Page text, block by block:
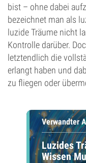
bist – ohne dabei
bezeichnet man als
luzide Träume nicht
Kontrolle darüber.
letztendlich die
erlangt haben und
zu fliegen oder
Verwandter
Luzides
Wissen